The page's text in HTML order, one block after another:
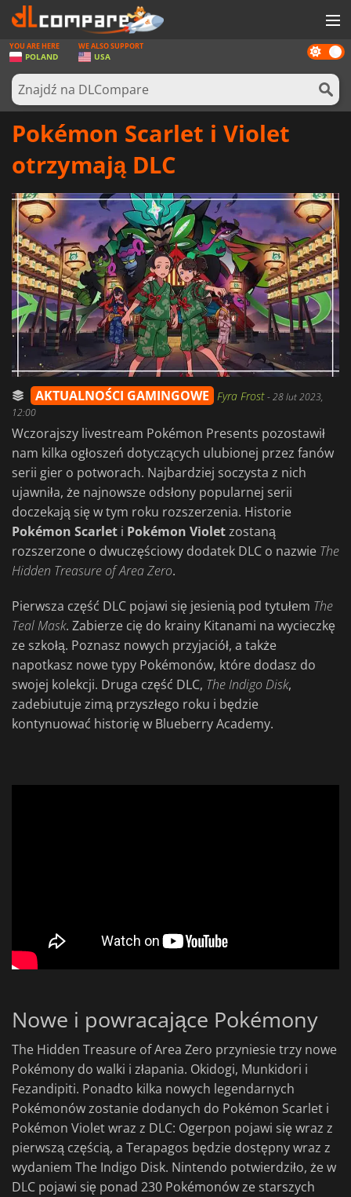
GRY
KARTY DO GIER
OPROGRAMOWANIE
SPRZĘT KOMPUTEROWY
AKTUALNOŚCI
ZALOGUJ SIĘ LUB ZAREJESTRUJ
Dark
mode
YOU ARE HERE
POLAND
WE ALSO SUPPORT
USA
Pokémon Scarlet i Violet
otrzymają DLC
AKTUALNOŚCI GAMINGOWE Fyra Frost-28 lut 2023,
12:00
Wczorajszy livestream Pokémon Presents pozostawił
nam kilka ogłoszeń dotyczących ulubionej przez fanów
serii gier o potworach. Najbardziej soczysta z nich
ujawniła, że najnowsze odsłony popularnej serii
doczekają się w tym roku rozszerzenia. Historie
Pokémon Scarlet i Pokémon Violetzostaną
rozszerzone o dwuczęściowy dodatek DLC o nazwie The
Hidden Treasure of Area Zero.
Pierwsza część DLC pojawi się jesienią pod tytułem The
Teal Mask. Zabierze cię do krainy Kitanami na wycieczkę
ze szkołą. Poznasz nowych przyjaciół, a także
napotkasz nowe typy Pokémonów, które dodasz do
swojej kolekcji. Druga część DLC, The Indigo Disk,
zadebiutuje zimą przyszłego roku i będzie
kontynuować historię w Blueberry Academy.
Nowe i powracające Pokémony
The Hidden Treasure of Area Zero przyniesie trzy nowe
Pokémony do walki i złapania. Okidogi, Munkidori i
Fezandipiti. Ponadto kilka nowych legendarnych
Pokémonów zostanie dodanych do Pokémon Scarlet i
Pokémon Violet wraz z DLC: Ogerpon pojawi się wraz z
pierwszą częścią, a Terapagos będzie dostępny wraz z
wydaniem The Indigo Disk. Nintendo potwierdziło, że w
DLC pojawi się ponad 230 Pokémonów ze starszych